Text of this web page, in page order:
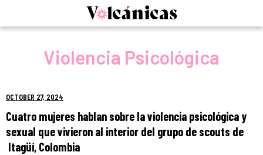
Violencia Psicológica
OCTOBER 27, 2024
Cuatro mujeres hablan sobre la violencia psicológica y
sexual que vivieron al interior del grupo de scouts de
Itagüí, Colombia